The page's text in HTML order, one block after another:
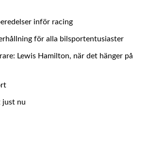
inför racing
för alla bilsportentusiaster
Lewis Hamilton, när det hänger på
just nu